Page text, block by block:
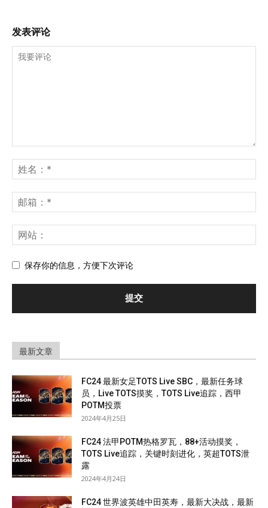
发表评论
保存你的信息，方便下次评论
最新文章
FC24 最新女足TOTS Live SBC，最新任务球
员，Live TOTS摸奖，TOTS Live追踪，西甲
POTM投票
2024年4月25日
FC24 法甲POTM热格罗瓦，88+活动摸奖，
TOTS Live追踪，关键时刻进化，英超TOTS泄
露
2024年4月24日
FC24 世界波英雄中田英寿，最新大决战，最新